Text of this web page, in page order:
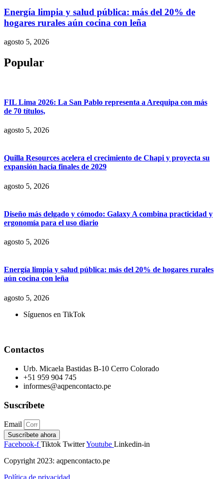
Energía limpia y salud pública: más del 20% de
hogares rurales aún cocina con leña
agosto 5, 2026
Popular
FIL Lima 2026: La San Pablo representa a Arequipa con más
de 70 títulos,
agosto 5, 2026
Quilla Resources acelera el crecimiento de Chapi y proyecta su
expansión hacia finales de 2029
agosto 5, 2026
Diseño más delgado y cómodo: Galaxy A combina practicidad y
ergonomía para el uso diario
agosto 5, 2026
Energía limpia y salud pública: más del 20% de hogares rurales
aún cocina con leña
agosto 5, 2026
Síguenos en TikTok
Contactos
Urb. Micaela Bastidas B-10 Cerro Colorado
+51 959 904 745
informes@aqpencontacto.pe
Suscríbete
Email
Suscríbete ahora
Facebook-f Tiktok TwitterYoutube Linkedin-in
Copyright 2023: aqpencontacto.pe